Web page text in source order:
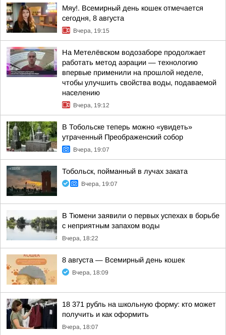
Мяу!. Всемирный день кошек отмечается
сегодня, 8 августа
Вчера, 19:15
На Метелёвском водозаборе продолжает
работать метод аэрации — технологию
впервые применили на прошлой неделе,
чтобы улучшить свойства воды, подаваемой
населению
Вчера, 19:12
В Тобольске теперь можно «увидеть»
утраченный Преображенский собор
Вчера, 19:07
Тобольск, пойманный в лучах заката
Вчера, 19:07
В Тюмени заявили о первых успехах в борьбе
с неприятным запахом воды
Вчера, 18:22
8 августа — Всемирный день кошек
Вчера, 18:09
18 371 рубль на школьную форму: кто может
получить и как оформить
Вчера, 18:07